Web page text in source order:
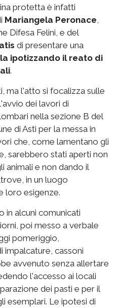
protetta è infatti
Mariangela Peronace
Difesa Felini, e del
di presentare una
ipotizzando il reato di
.
ma l'atto si focalizza sulle
dei lavori di
nella sezione B del
di Asti per la messa in
che, come lamentano gli
sarebbero stati aperti non
animali e non dando il
in un luogo
loro esigenze.
in alcuni comunicati
poi messo a verbale
pomeriggio,
impalcature, cassoni
avvenuto senza allertare
l'accesso ai locali
dei pasti e per il
esemplari. Le ipotesi di